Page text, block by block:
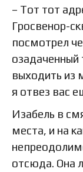
– Тот тот
Гросвенор-
посмотрел
озадаченный
выходить из
я отвез вас
Изабель в
места, и на
отсюда. Она